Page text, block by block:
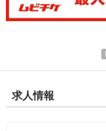
求人情報